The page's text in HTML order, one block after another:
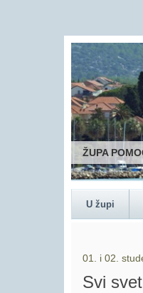
ŽUPA
U župi
01. i 02.
Svi